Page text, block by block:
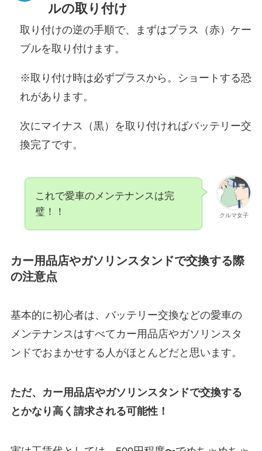
ルの取り付け
取り付けの逆の手順で、まずはプラス（赤）ケー
ブルを取り付けます。
※取り付け時は必ずプラスから。ショートする恐
れがあります。
次にマイナス（黒）を取り付ければバッテリー交
換完了です。
クルマ女子
これで愛車のメンテナンスは完
璧！！
カー用品店やガソリンスタンドで交換する際
の注意点
基本的に初心者は、バッテリー交換などの愛車の
メンテナンスはすべてカー用品店やガソリンスタ
ンドでおまかせする人がほとんどだと思います。
ただ、カー用品店やガソリンスタンドで交換する
とかなり高く請求される可能性！